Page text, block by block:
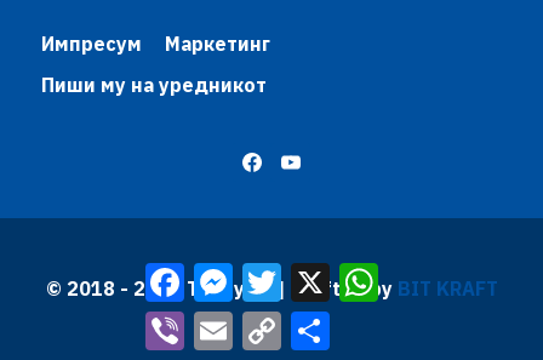
Импресум
Маркетинг
Пиши му на уредникот
© 2018 - 2026 Трибуна | Krafted by BIT KRAFT
FacebookMessenger
TwitterX
Viber
Email Copy
Link